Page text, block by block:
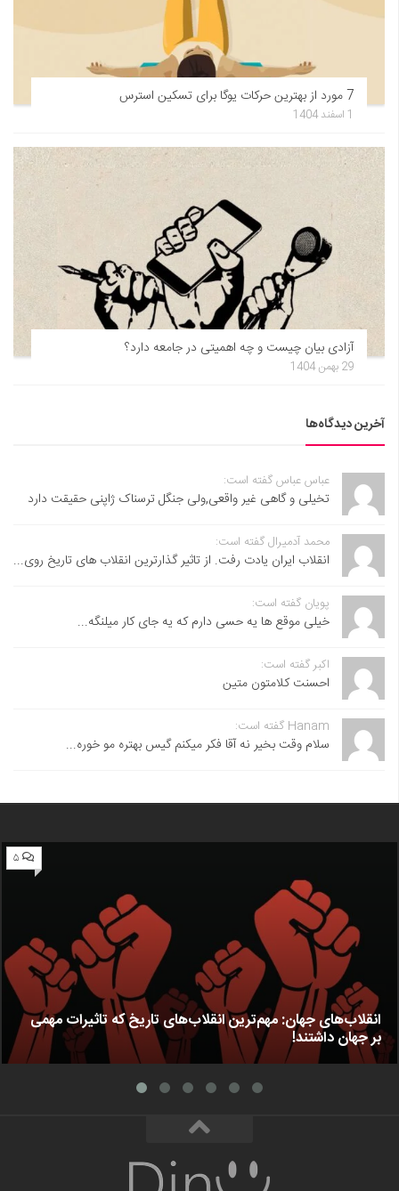
7 مورد از بهترین حرکات یوگا برای تسکین استرس
1 اسفند 1404
آزادی بیان چیست و چه اهمیتی در جامعه دارد؟
29 بهمن 1404
آخرین دیدگاه‌ها
عباس عباس گفته است:
تخیلی و گاهی غیر واقعی,ولی جنگل ترسناک ژاپنی حقیقت دارد
محمد آدمیرال گفته است:
انقلاب ایران یادت رفت. از تاثیر گذارترین انقلاب های تاریخ روی...
پویان گفته است:
خیلی موقع ها یه حسی دارم که یه جای کار میلنگه...
اکبر گفته است:
احسنت ‌کلامتون متین
Hanam گفته است:
سلام وقت بخیر نه آقا فکر میکنم گیس بهتره مو خوره...
۵
انقلاب‌های جهان: مهم‌ترین انقلاب‌های تاریخ که تاثیرات مهمی
بر جهان داشتند!